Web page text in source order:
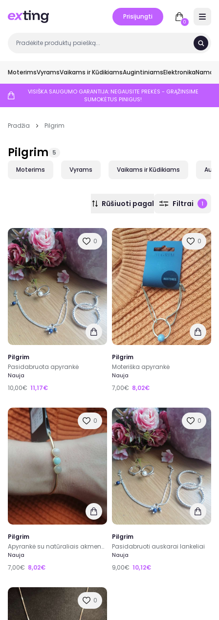
Prisijungti
0
MoterimsVyramsVaikams ir KūdikiamsAugintiniamsElektronikaNamai
VISIŠKA SAUGUMO GARANTIJA: NEGAUSITE PREKĖS - GRĄŽINSIME
SUMOKĖTUS PINIGUS!
Pradžia Pilgrim
Pilgrim 5
Moterims Vyrams Vaikams ir Kūdikiams
Rūšiuoti pagal Filtrai 1
0
Pilgrim
Pasidabruota apyrankė
Nauja
10,00€ 11,17€
0
Pilgrim
Moteriška apyrankė
Nauja
7,00€ 8,02€
0
Pilgrim
Apyrankė su natūraliais akmenukais
Nauja
7,00€ 8,02€
0
Pilgrim
Pasidabruoti auskarai lankeliai
Nauja
9,00€ 10,12€
0